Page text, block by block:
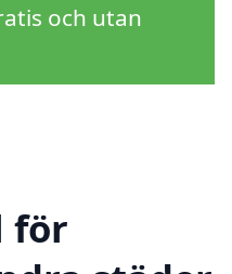
och utan
för